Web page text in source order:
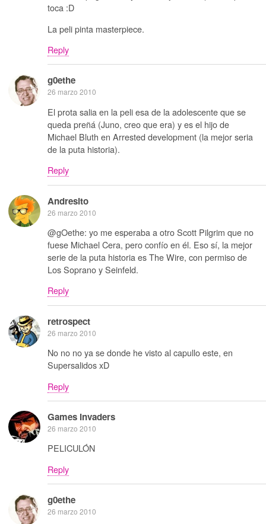
toca :D
La peli pinta masterpiece.
Reply
g0ethe
26 marzo 2010
El prota salia en la peli esa de la adolescente que se
queda preñá (Juno, creo que era) y es el hijo de
Michael Bluth en Arrested development (la mejor seria
de la puta historia).
Reply
Andresito
26 marzo 2010
@gOethe: yo me esperaba a otro Scott Pilgrim que no
fuese Michael Cera, pero confío en él. Eso sí, la mejor
serie de la puta historia es The Wire, con permiso de
Los Soprano y Seinfeld.
Reply
retrospect
26 marzo 2010
No no no ya se donde he visto al capullo este, en
Supersalidos xD
Reply
Games Invaders
26 marzo 2010
PELICULÓN
Reply
g0ethe
26 marzo 2010